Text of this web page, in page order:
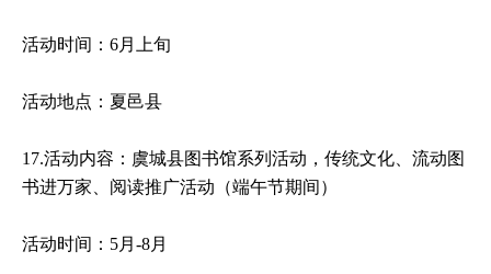
活动时间：6月上旬
活动地点：夏邑县
17.活动内容：虞城县图书馆系列活动，传统文化、流动图
书进万家、阅读推广活动（端午节期间）
活动时间：5月-8月